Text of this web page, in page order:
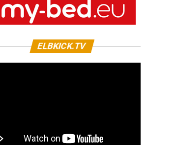
ELBKICK.TV